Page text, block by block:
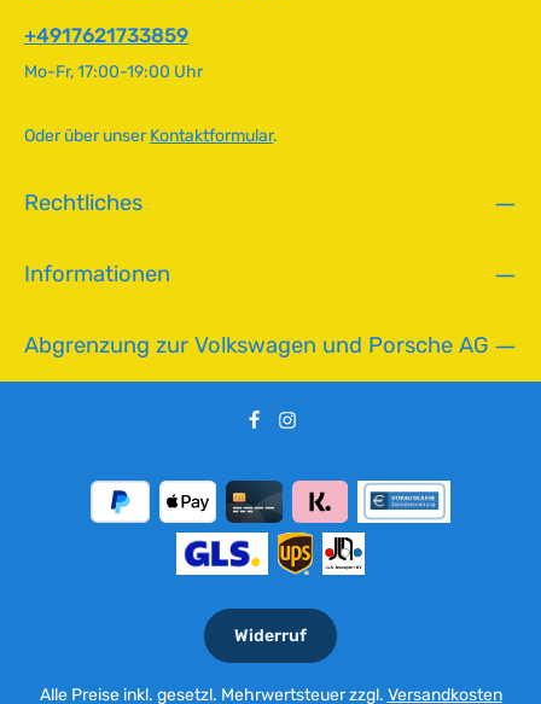
+4917621733859
Mo-Fr, 17:00-19:00 Uhr
Oder über unserKontaktformular.
Rechtliches
Informationen
Abgrenzung zur Volkswagen und Porsche AG
Widerruf
Alle Preise inkl. gesetzl. Mehrwertsteuer zzgl. Versandkosten